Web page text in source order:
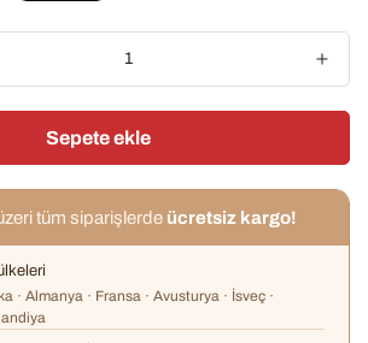
Sepete ekle
tüm siparişlerde ücretsiz kargo!
· Almanya · Fransa · Avusturya · İsveç ·